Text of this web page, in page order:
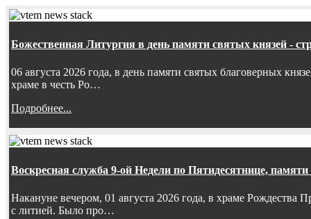
Божественная Литургия в день памяти святых князей -
06 августа 2026 года, в день памяти святых благоверных
храме в честь Ро…
Подробнее...
Воскресная служба 9-ой Недели по Пятидесятнице,
Накануне вечером, 01 августа 2026 года, в храме
с литией. Было про…